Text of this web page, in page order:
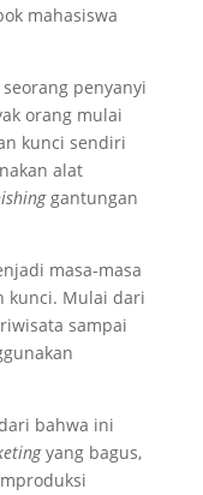
mahasiswa
penyanyi
orang mulai
kunci sendiri
alat
gantungan
masa-masa
kunci. Mulai dari
sampai
bahwa ini
yang bagus,